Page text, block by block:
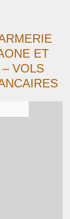
ET
VOLS